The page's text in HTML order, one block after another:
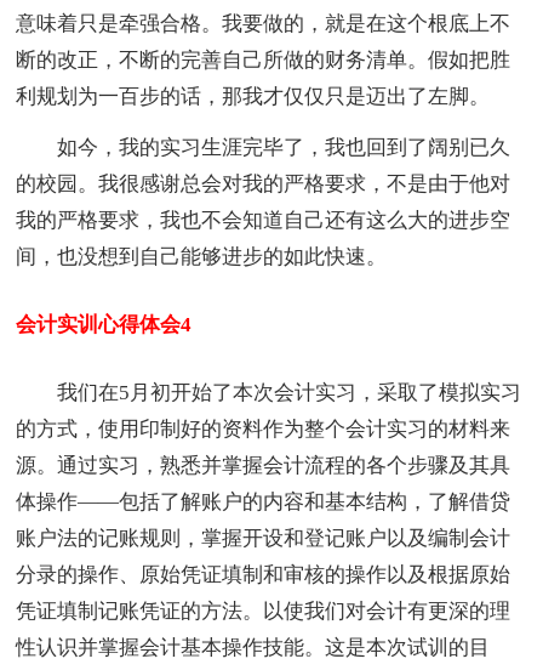
意味着只是牵强合格。我要做的，就是在这个根底上不
断的改正，不断的完善自己所做的财务清单。假如把胜
利规划为一百步的话，那我才仅仅只是迈出了左脚。
如今，我的实习生涯完毕了，我也回到了阔别已久
的校园。我很感谢总会对我的严格要求，不是由于他对
我的严格要求，我也不会知道自己还有这么大的进步空
间，也没想到自己能够进步的如此快速。
会计实训心得体会4
我们在5月初开始了本次会计实习，采取了模拟实习
的方式，使用印制好的资料作为整个会计实习的材料来
源。通过实习，熟悉并掌握会计流程的各个步骤及其具
体操作——包括了解账户的内容和基本结构，了解借贷
账户法的记账规则，掌握开设和登记账户以及编制会计
分录的操作、原始凭证填制和审核的操作以及根据原始
凭证填制记账凭证的方法。以使我们对会计有更深的理
性认识并掌握会计基本操作技能。这是本次试训的目